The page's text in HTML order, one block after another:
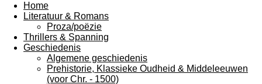
Home
Literatuur & Romans
Proza/poëzie
Thrillers & Spanning
Geschiedenis
Algemene geschiedenis
Prehistorie, Klassieke Oudheid & Middeleeuwen
(voor Chr. - 1500)